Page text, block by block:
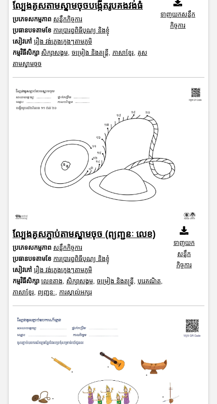
ល្បែងគូសតាមស្នាមចុចបង្កើតរូបគងវង់ធំ
ប្រភេទសកម្មភាព សន្លឹកកិច្ចការ
ប្រធានបទតាមខែ ការប្រារព្ធពិធីបុណ្យ និងខ្ញុំ
សៀវភៅ រឿង វង់ភ្លេងក្មេងៗតាមភូមិ
កម្មវិធីសិក្សា សិក្សាសង្គម, ចម្រៀង និងតន្ត្រី, ភាសាខ្មែរ, គូស
តាមស្នាមចុច
ទាញយកសន្លឹក
កិច្ចការ
ល្បែងគូសភ្ចាប់តាមស្នាមចុច (ព្យញ្ជនៈ លេខ)
ប្រភេទសកម្មភាព សន្លឹកកិច្ចការ
ប្រធានបទតាមខែ ការប្រារព្ធពិធីបុណ្យ និងខ្ញុំ
សៀវភៅ រឿង វង់ភ្លេងក្មេងៗតាមភូមិ
កម្មវិធីសិក្សា លេខតាង សិក្សាសង្គម, ចម្រៀង និងតន្ត្រី បុរេគណិត
ភាសាខ្មែរ, ព្យញ្ជនៈ ការស្គាល់អក្សរ
ទាញយក
សន្លឹក
កិច្ចការ